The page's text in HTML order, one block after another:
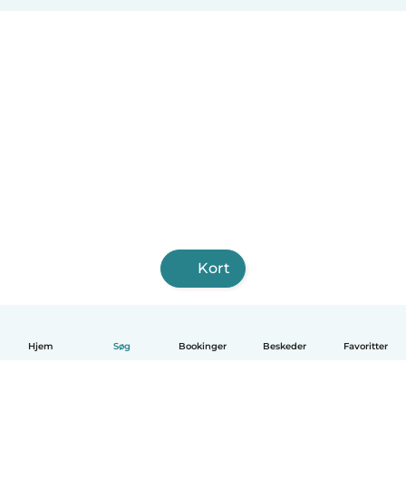
Hjem Søg Bookinger Beskeder Favoritter
Kort